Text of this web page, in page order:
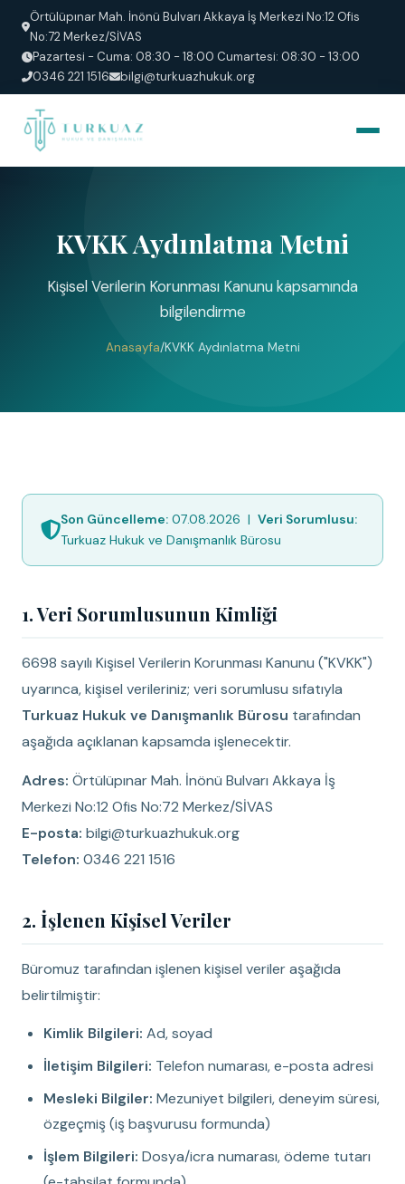
Örtülüpınar Mah. İnönü Bulvarı Akkaya İş Merkezi No:12 Ofis
No:72 Merkez/SİVAS
Pazartesi - Cuma: 08:30 - 18:00 Cumartesi: 08:30 - 13:00
0346 221 1516
bilgi@turkuazhukuk.org
KVKK Aydınlatma Metni
Kişisel Verilerin Korunması Kanunu kapsamında
bilgilendirme
Anasayfa/KVKK Aydınlatma Metni
Son Güncelleme: 07.08.2026 | Veri Sorumlusu:
Turkuaz Hukuk ve Danışmanlık Bürosu
1. Veri Sorumlusunun Kimliği
6698 sayılı Kişisel Verilerin Korunması Kanunu ("KVKK")
uyarınca, kişisel verileriniz; veri sorumlusu sıfatıyla
Turkuaz Hukuk ve Danışmanlık Bürosu tarafından
aşağıda açıklanan kapsamda işlenecektir.
Adres: Örtülüpınar Mah. İnönü Bulvarı Akkaya İş
Merkezi No:12 Ofis No:72 Merkez/SİVAS
E-posta: bilgi@turkuazhukuk.org
Telefon: 0346 221 1516
2. İşlenen Kişisel Veriler
Büromuz tarafından işlenen kişisel veriler aşağıda
belirtilmiştir:
Kimlik Bilgileri: Ad, soyad
İletişim Bilgileri: Telefon numarası, e-posta adresi
Mesleki Bilgiler: Mezuniyet bilgileri, deneyim süresi,
özgeçmiş (iş başvurusu formunda)
İşlem Bilgileri: Dosya/icra numarası, ödeme tutarı